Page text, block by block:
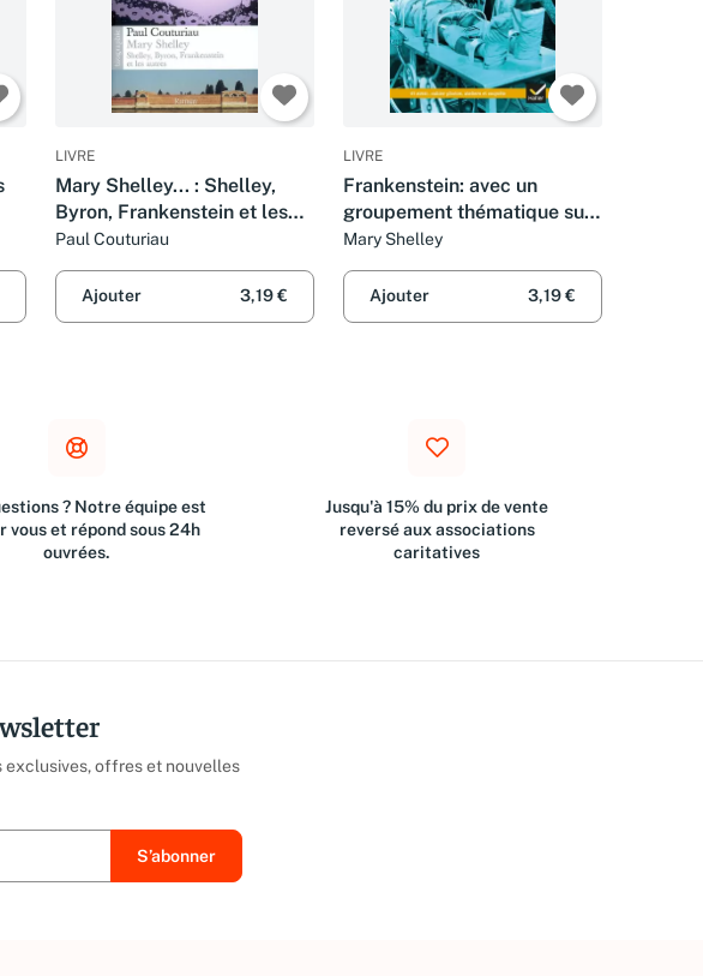
LIVRE
Mary Shelley... : Shelley,
Byron, Frankenstein et les
autres
Paul Couturiau
Ajouter 3,19 €
LIVRE
Frankenstein: avec un
groupement thématique sur
la figure du savant
Mary Shelley
Ajouter 3,19 €
? Notre équipe est
vous et répond sous 24h
ouvrées.
Jusqu'à 15% du prix de vente
reversé aux associations
caritatives
exclusives, offres et nouvelles